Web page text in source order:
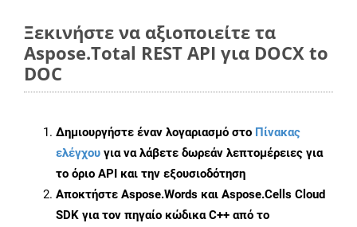
Ξεκινήστε να αξιοποιείτε τα
Aspose.Total REST API για DOCX to
DOC
Δημιουργήστε έναν λογαριασμό στο Πίνακας
ελέγχου για να λάβετε δωρεάν λεπτομέρειες για
το όριο API και την εξουσιοδότηση
Αποκτήστε Aspose.Words και Aspose.Cells Cloud
SDK για τον πηγαίο κώδικα C++ από το